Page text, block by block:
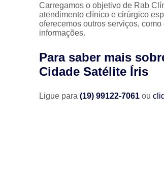
Carregamos o objetivo de Rab
atendimento clínico e cirúrgico
oferecemos outros serviços,
informações.
Para saber mais
Cidade Satélite Íris
Ligue para(19) 99122-7061ou